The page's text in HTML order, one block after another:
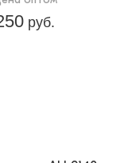
руб.